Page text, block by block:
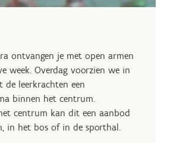
ontvangen je met open armen
week. Overdag voorzien we in
de leerkrachten een
binnen het centrum.
centrum kan dit een aanbod
in het bos of in de sporthal.